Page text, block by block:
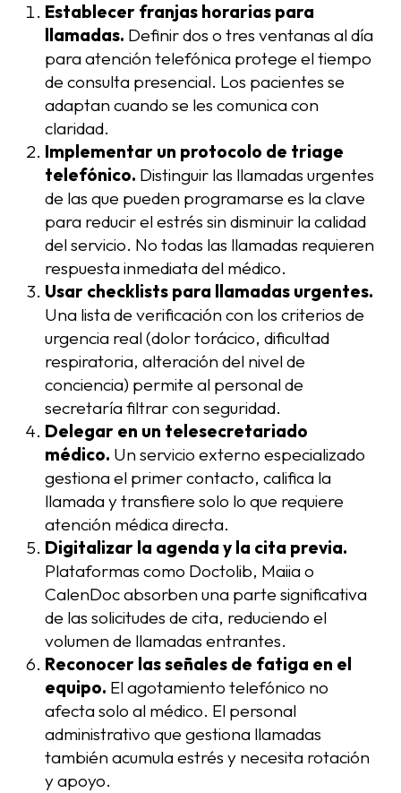
Establecer franjas horarias para
llamadas. Definir dos o tres ventanas al día
para atención telefónica protege el tiempo
de consulta presencial. Los pacientes se
adaptan cuando se les comunica con
claridad.
Implementar un protocolo de triage
telefónico. Distinguir las llamadas urgentes
de las que pueden programarse es la clave
para reducir el estrés sin disminuir la calidad
del servicio. No todas las llamadas requieren
respuesta inmediata del médico.
Usar checklists para llamadas urgentes.
Una lista de verificación con los criterios de
urgencia real (dolor torácico, dificultad
respiratoria, alteración del nivel de
conciencia) permite al personal de
secretaría filtrar con seguridad.
Delegar en un telesecretariado
médico. Un servicio externo especializado
gestiona el primer contacto, califica la
llamada y transfiere solo lo que requiere
atención médica directa.
Digitalizar la agenda y la cita previa.
Plataformas como Doctolib, Maiia o
CalenDoc absorben una parte significativa
de las solicitudes de cita, reduciendo el
volumen de llamadas entrantes.
Reconocer las señales de fatiga en el
equipo. El agotamiento telefónico no
afecta solo al médico. El personal
administrativo que gestiona llamadas
también acumula estrés y necesita rotación
y apoyo.